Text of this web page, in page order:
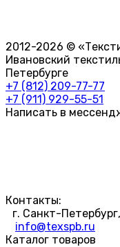
2012-2026 ©
Ивановский
Петербурге
+7 (812) 209-77-77
+7 (911) 929-55-51
Написать в
Контакты:
г. Санкт-
info@texspb.ru
Каталог товаров